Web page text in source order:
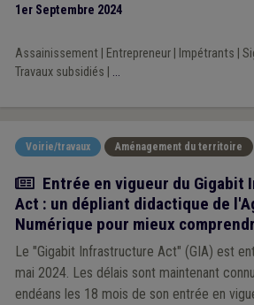
1er Septembre 2024
Assainissement| Entrepreneur| Impétrants
Travaux subsidiés
...
Voirie/travaux Aménagement du territoire
Actualité
Entrée en vigueur du
Act : un dépliant didactique de
Numérique pour mieux
Le "Gigabit Infrastructure Act" (GIA) est
mai 2024. Les délais sont maintenant
endéans les 18 mois de son entrée en